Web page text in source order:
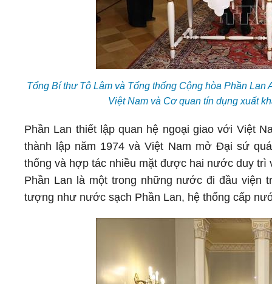
Tổng Bí thư Tô Lâm và Tổng thống Cộng hòa Phần
Việt Nam và Cơ quan tín dụng xuất
Phần Lan thiết lập quan hệ ngoại giao với Việt
thành lập năm 1974 và Việt Nam mở Đại sứ
thống và hợp tác nhiều mặt được hai nước duy trì
Phần Lan là một trong những nước đi đầu viện
tượng như nước sạch Phần Lan, hệ thống cấp